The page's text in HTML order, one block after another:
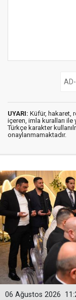
UYARI: Küfür, hakaret,
içeren, imla kuralları ile
Türkçe karakter
onaylanmamaktadır.
06 Ağustos 2026